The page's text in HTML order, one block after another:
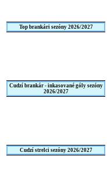
Top brankári sezóny 2026/2027
Cudzí brankár - inkasované góly sezóny
2026/2027
Cudzí strelci sezóny 2026/2027